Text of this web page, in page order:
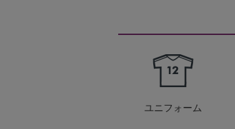
ユニフォーム